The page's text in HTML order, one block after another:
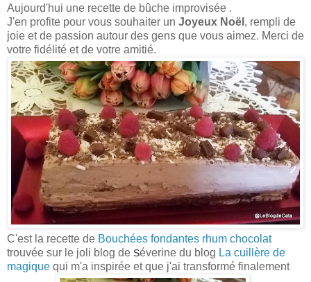
Aujourd'hui une recette de bûche improvisée .
J'en profite pour vous souhaiter un Joyeux Noël , rempli de
joie et de passion autour des gens que vous aimez. Merci de
votre fidélité et de votre amitié.
C'est la recette de Bouchées fondantes rhum chocolat
trouvée sur le joli blog de Séverine du blog La cuillère de
magique qui m'a inspirée et que j'ai transformé finalement